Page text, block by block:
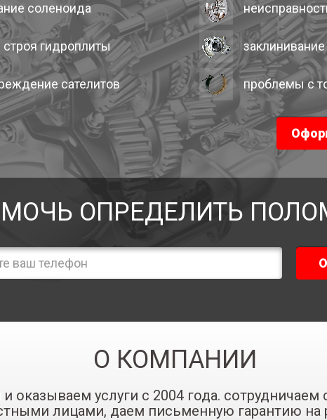
соленоида
гидроплиты
сателитов проблемы с
ОПРЕДЕЛИТЬ
О КОМПАНИИ
оказываем услуги с 2004 года.
лицами, даем письменную гарантию на